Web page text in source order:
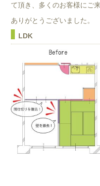
て頂き、多くのお客様にご
ありがとうございました。
LDK